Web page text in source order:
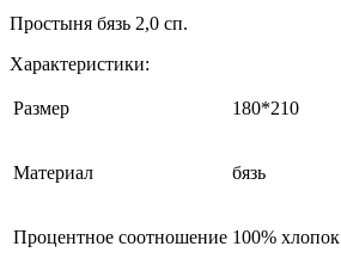
Простыня бязь 2,0 сп.
Характеристики:
Размер 180*210
Материал бязь
Процентное соотношение 100% хлопок